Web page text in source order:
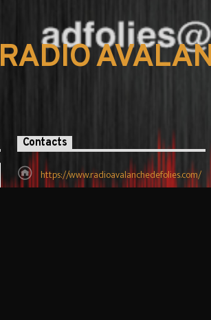
RADIO
Contacts
https://www.radioavalanchedefolies.com/